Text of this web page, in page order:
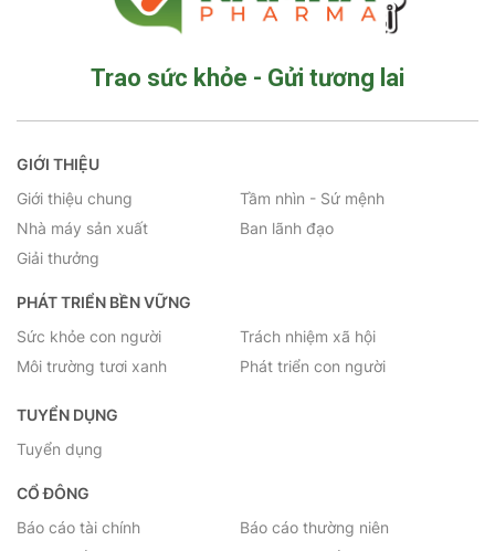
Trao sức khỏe - Gửi tương lai
GIỚI THIỆU
Giới thiệu chung
Tầm nhìn - Sứ mệnh
Nhà máy sản xuất
Ban lãnh đạo
Giải thưởng
PHÁT TRIỂN BỀN VỮNG
Sức khỏe con người
Trách nhiệm xã hội
Môi trường tươi xanh
Phát triển con người
TUYỂN DỤNG
Tuyển dụng
CỔ ĐÔNG
Báo cáo tài chính
Báo cáo thường niên